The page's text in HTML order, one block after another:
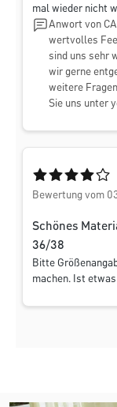
mal wieder nicht
Anwort von
wertvolles
sind uns sehr
wir gerne
weitere
Sie uns unter
Bewertung vom
Schönes
36/38
Bitte
machen. Ist